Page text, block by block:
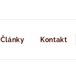
Články Kontakt